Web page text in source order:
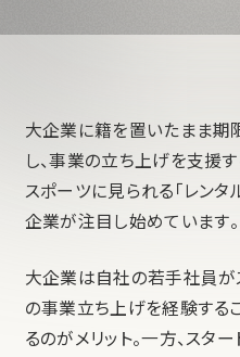
大企業に籍を置いたまま期
し、事業の立ち上げを支援
スポーツに見られる「レンタ
企業が注目し始めています。
大企業は自社の若手社員が
の事業立ち上げを経験する
るのがメリット。一方、スタ